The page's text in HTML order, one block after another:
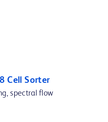
Cell Sorter
spectral flow